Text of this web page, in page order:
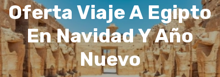
Oferta Viaje A Egipto
En Navidad Y Año
Nuevo